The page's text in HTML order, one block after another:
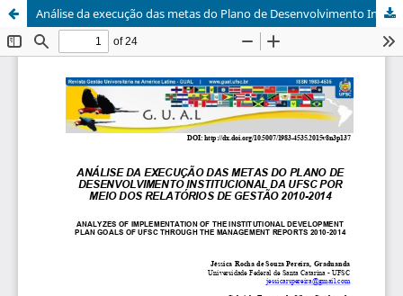
Análise da execução das metas do Plano de Desenvolvimento Institucional da UFSC por meio dos Relatórios de Gestão 2010-2014